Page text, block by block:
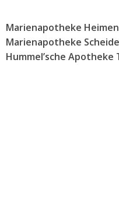
Marienapotheke
Marienapotheke
Hummel’sche Apotheke